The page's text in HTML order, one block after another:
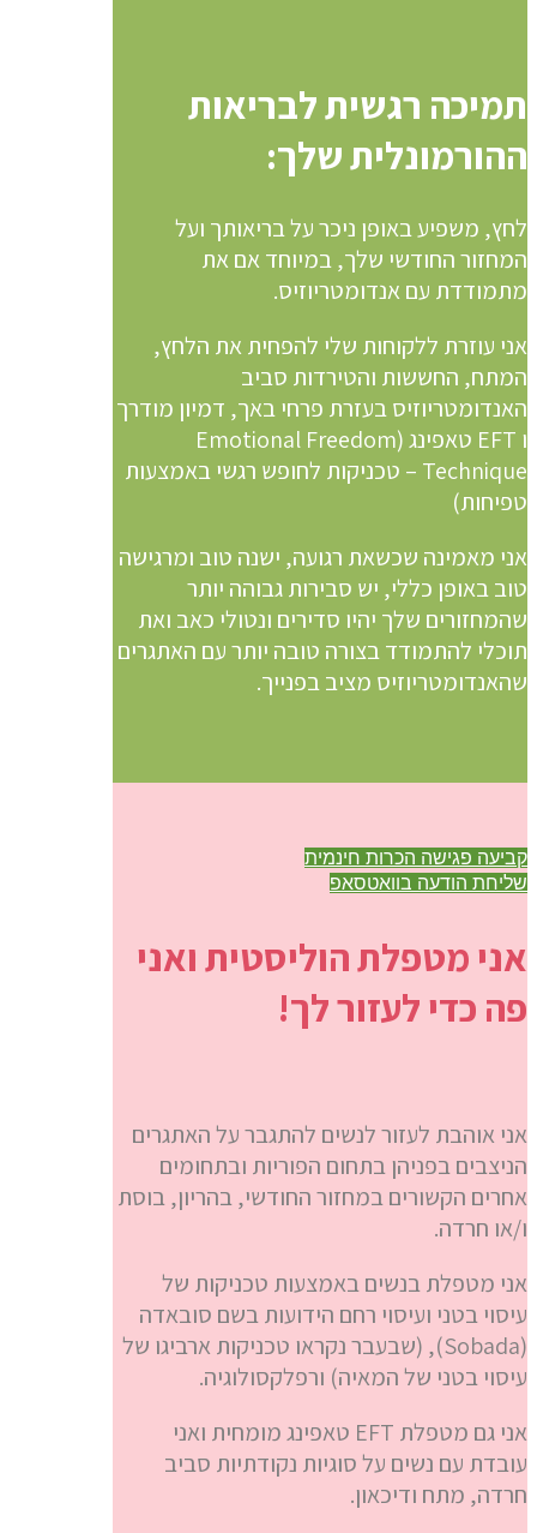
תמיכה רגשית לבריאות
ההורמונלית שלך:
לחץ, משפיע באופן ניכר על בריאותך ועל
המחזור החודשי שלך, במיוחד אם את
מתמודדת עם אנדומטריוזיס.
אני עוזרת ללקוחות שלי להפחית את הלחץ,
המתח, החששות והטירדות סביב
האנדומטריוזיס בעזרת פרחי באך, דמיון מודרך
ו EFT טאפינג (Emotional Freedom
Technique – טכניקות לחופש רגשי באמצעות
טפיחות)
אני מאמינה שכשאת רגועה, ישנה טוב ומרגישה
טוב באופן כללי, יש סבירות גבוהה יותר
שהמחזורים שלך יהיו סדירים ונטולי כאב ואת
תוכלי להתמודד בצורה טובה יותר עם האתגרים
שהאנדומטריוזיס מציב בפנייך.
קביעה פגישה הכרות חינמית
שליחת הודעה בוואטסאפ
אני מטפלת הוליסטית ואני
פה כדי לעזור לך!
אני אוהבת לעזור לנשים להתגבר על האתגרים
הניצבים בפניהן בתחום הפוריות ובתחומים
אחרים הקשורים במחזור החודשי, בהריון, בוסת
ו/או חרדה.
אני מטפלת בנשים באמצעות טכניקות של
עיסוי בטני ועיסוי רחם הידועות בשם סובאדה
(Sobada), (שבעבר נקראו טכניקות ארביגו של
עיסוי בטני של המאיה) ורפלקסולוגיה.
אני גם מטפלת EFT טאפינג מומחית ואני
עובדת עם נשים על סוגיות נקודתיות סביב
חרדה, מתח ודיכאון.